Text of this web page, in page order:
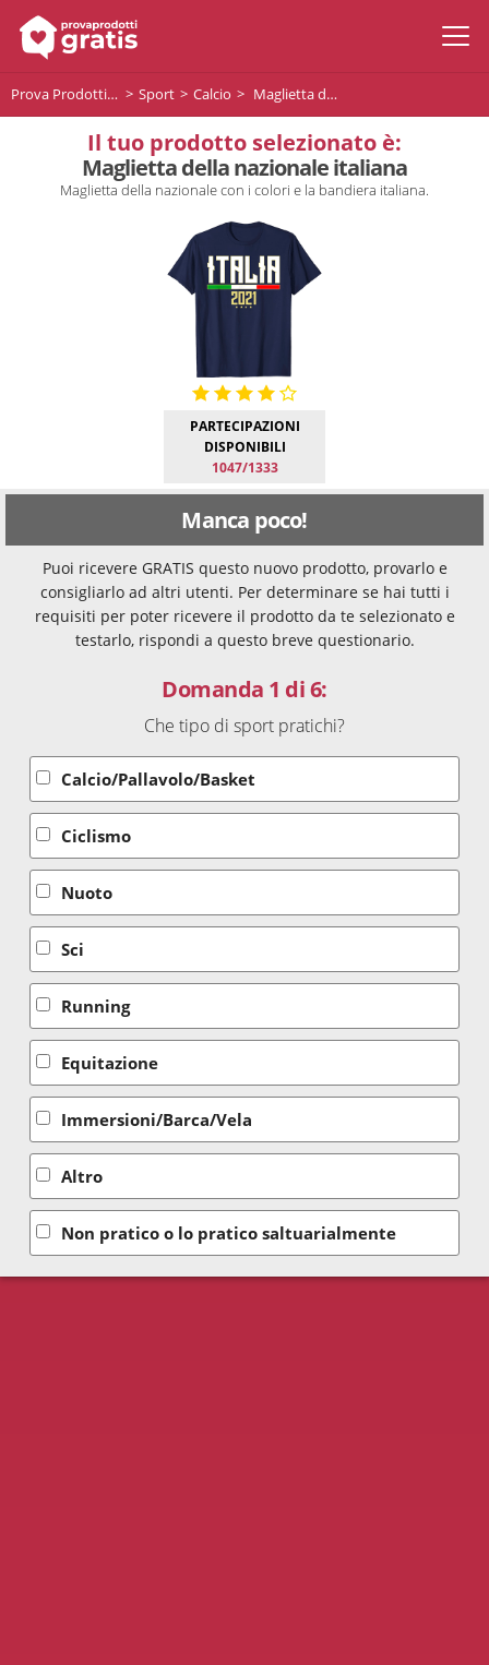
Prova Prodotti Gratis Sport Calcio Maglietta della nazionale italiana
Il tuo prodotto selezionato è:
Maglietta della nazionale italiana
Maglietta della nazionale con i colori e la bandiera italiana.
PARTECIPAZIONI
DISPONIBILI
1047/1333
Manca poco!
Puoi ricevere GRATIS questo nuovo prodotto, provarlo e
consigliarlo ad altri utenti. Per determinare se hai tutti i
requisiti per poter ricevere il prodotto da te selezionato e
testarlo, rispondi a questo breve questionario.
Domanda 1 di 6:
Che tipo di sport pratichi?
Calcio/Pallavolo/Basket
Ciclismo
Nuoto
Sci
Running
Equitazione
Immersioni/Barca/Vela
Altro
Non pratico o lo pratico saltuarialmente